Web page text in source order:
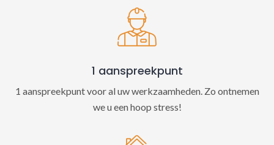
1 aanspreekpunt
1 aanspreekpunt voor al uw werkzaamheden. Zo ontnemen
we u een hoop stress!